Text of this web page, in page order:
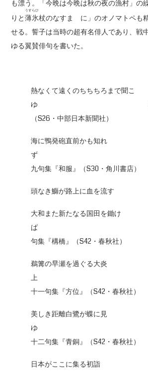
も漂う。「今晩は今晩は秋の夜の漁村」の
りと薄氷
うすらひ
杖のなすまゝに」のオノマトペも
せる。誓子は当時の超有名俳人であり、戦
ゆる翼賛俳句を書いた。
熱なくて遠くのちちちろまで聞こ
ゆ 第八句集
（S26・中部日本新聞社）
海に鴨発砲直前かも知れ
ず
九句集『和服』（S30・角川書店）
頭なき鰤が路上に血を流す
大和また新たなる国田を鋤け
ば
句集『構橋』（S42・春秋社）
鵜篝の早瀬を過ぐる大炎
上
十一句集『方位』（S42・春秋社）
美しき距離白鷺が蝶に見
ゆ
十二句集『青銅』（S42・春秋社）
日本がここに集る初詣